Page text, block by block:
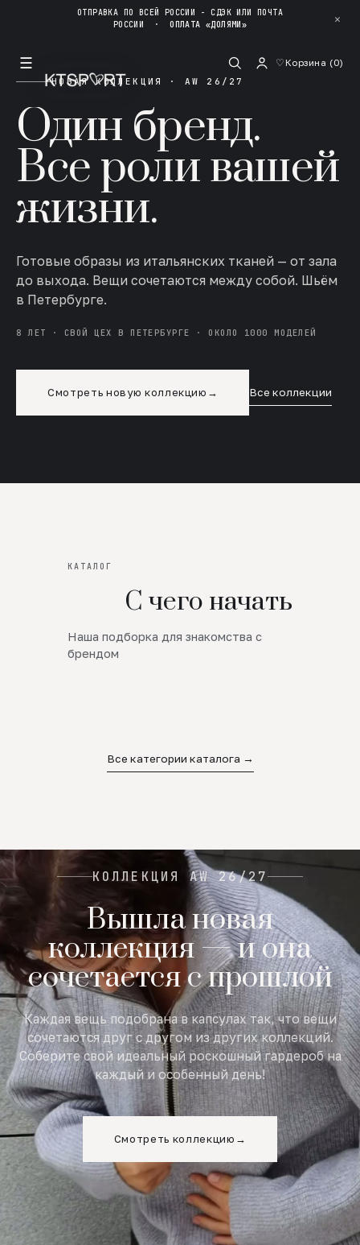
ОТПРАВКА ПО ВСЕЙ РОССИИ - СДЭК ИЛИ ПОЧТА
РОССИИ ·ОПЛАТА «ДОЛЯМИ» ✕
☰ ♡Корзина (0)
НОВАЯ КОЛЛЕКЦИЯ · AW 26/27
Один бренд.
Все роли вашей
жизни.
Готовые образы из итальянских тканей — от зала
до выхода. Вещи сочетаются между собой. Шьём
в Петербурге.
8 ЛЕТ · СВОЙ ЦЕХ В ПЕТЕРБУРГЕ · ОКОЛО 1000 МОДЕЛЕЙ
Смотреть новую коллекцию → Все коллекции
КАТАЛОГ
С чего начать
Наша подборка для знакомства с
брендом
Новинки
SALE
Все категории каталога →
КОЛЛЕКЦИЯ AW 26/27
Вышла новая
коллекция — и она
сочетается с прошлой
Каждая вещь подобрана в капсулах так, что вещи
сочетаются друг с другом из других коллекций.
Соберите свой идеальный роскошный гардероб на
каждый и особенный день!
Смотреть коллекцию →